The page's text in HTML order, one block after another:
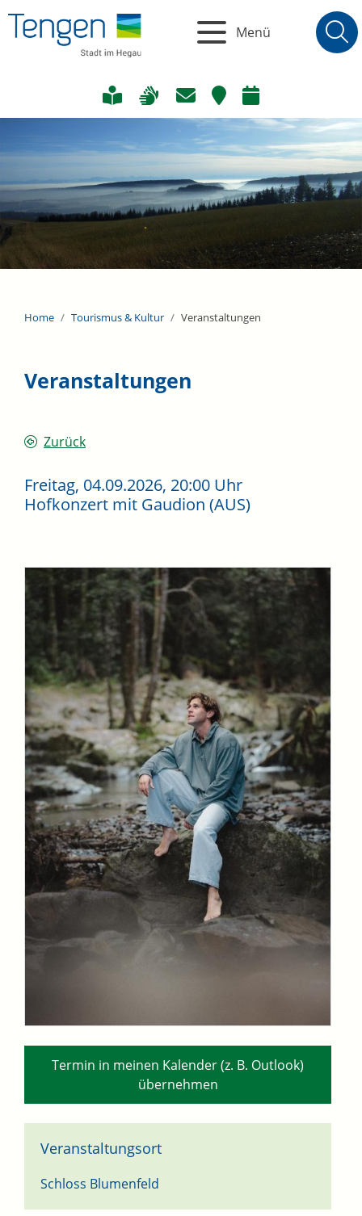
Menü
Home Tourismus & Kultur Veranstaltungen
Veranstaltungen
Zurück
Freitag, 04.09.2026, 20:00 Uhr
Hofkonzert mit Gaudion (AUS)
Termin in meinen Kalender (z. B. Outlook)
übernehmen
Veranstaltungsort
Schloss Blumenfeld